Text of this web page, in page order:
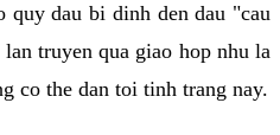
quy dau bi dinh den dau "cau
truyen qua giao hop nhu la
co the dan toi tinh trang nay.